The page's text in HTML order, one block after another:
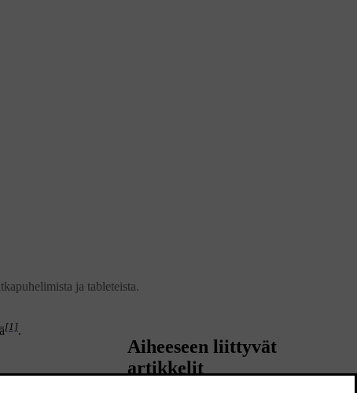
ja tableteista.
[1].
Aiheeseen liittyvät
artikkelit